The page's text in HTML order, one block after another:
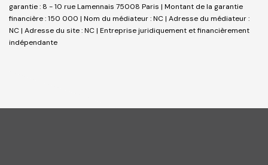
garantie : 8 - 10 rue Lamennais 75008 Paris | Montant de la garantie
financière : 150 000 | Nom du médiateur : NC | Adresse du médiateur :
NC | Adresse du site : NC | Entreprise juridiquement et financièrement
indépendante